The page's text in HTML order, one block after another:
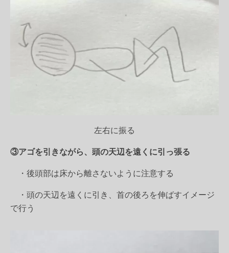
左右に振る
③アゴを引きながら、頭の天辺を遠くに引っ張る
・後頭部は床から離さないように注意する
・頭の天辺を遠くに引き、首の後ろを伸ばすイメージ
で行う